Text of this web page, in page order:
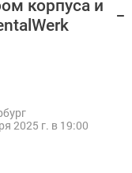
корпуса и
2025 г. в 19:00